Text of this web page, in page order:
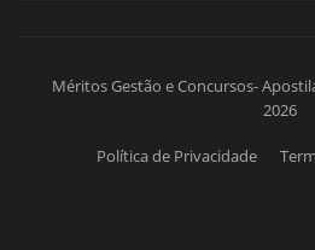
Méritos Gestão e Concursos-
2026
Política de Privacidade